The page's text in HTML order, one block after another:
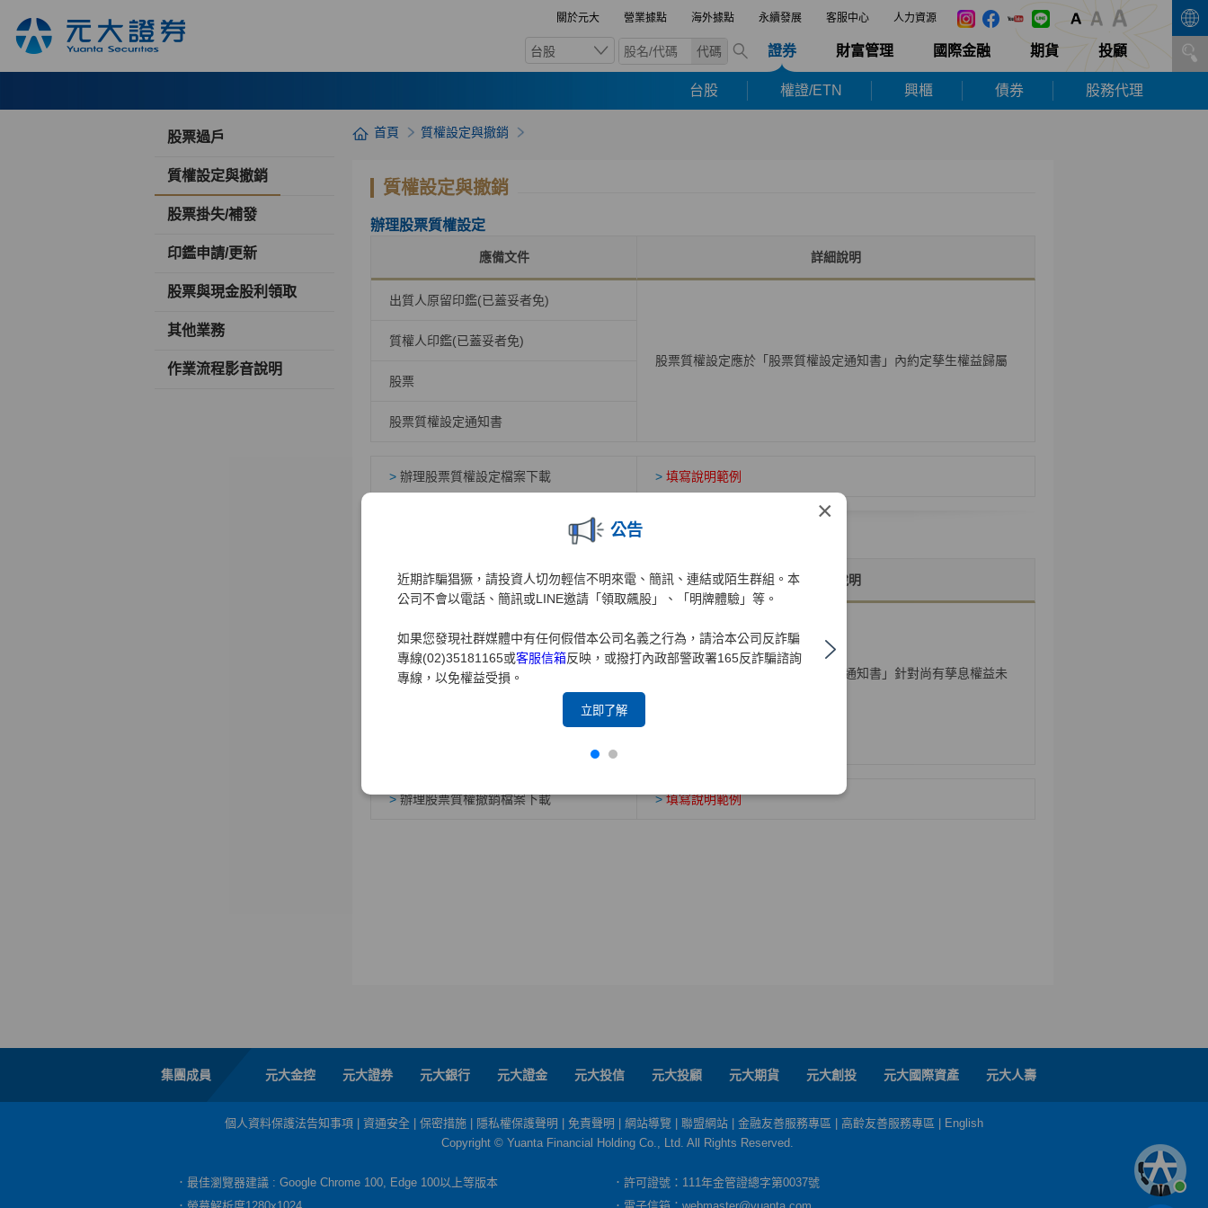
關於元大 營業據點 海外據點 永續發展 客服中心 人力資源
台股 代碼 證券 財富管理 國際金融 期貨 投顧
台股 權證/ETN 興櫃 債券 股務代理
×
公告
近期詐騙猖獗，請投資人切勿輕信不明來電、簡訊、連結或陌生群組。本
公司不會以電話、簡訊或LINE邀請「領取飆股」、「明牌體驗」等。
如果您發現社群媒體中有任何假借本公司名義之行為，請洽本公司反詐騙
專線(02)35181165或客服信箱反映，或撥打內政部警政署165反詐騙諮詢
專線，以免權益受損。
立即了解
股票過戶
質權設定與撤銷
股票掛失/補發
印鑑申請/更新
股票與現金股利領取
其他業務
作業流程影音說明
首頁 質權設定與撤銷
質權設定與撤銷
辦理股票質權設定
應備文件 詳細說明
出質人原留印鑑(已蓋妥者免)
股票質權設定應於「股票質權設定通知書」內約定孳生權益歸屬
質權人印鑑(已蓋妥者免)
股票
股票質權設定通知書
> 辦理股票質權設定檔案下載 > 填寫說明範例
應備文件 詳細說明
股票質權撤銷應於「股票質權撤銷通知書」針對尚有孳息權益未
質權人印鑑(已蓋妥者免)
>辦理股票質權撤銷檔案下載 >填寫說明範例
集團成員 元大金控 元大證券 元大銀行 元大證金 元大投信 元大投顧 元大期貨 元大創投 元大國際資產 元大人壽
個人資料保護法告知事項 資通安全 保密措施 隱私權保護聲明 免責聲明 網站導覽 聯盟網站 金融友善服務專區 高齡友善服務專區
English
Copyright © Yuanta Financial Holding Co., Ltd. All Rights Reserved.
．最佳瀏覽器建議 : Google Chrome 100, Edge 100以上等版本
．許可證號：111年金管證總字第0037號